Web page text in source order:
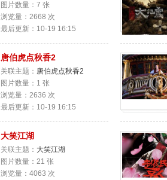
图片数量：7 张
浏览量：2668 次
最后更新：10-19 16:15
唐伯虎点秋香2
关联主题： 唐伯虎点秋香2
图片数量：1 张
浏览量：2636 次
最后更新：10-19 16:15
大笑江湖
关联主题： 大笑江湖
图片数量：21 张
浏览量：4063 次